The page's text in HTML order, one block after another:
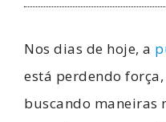
Nos dias de hoje, a
está perdendo
buscando maneiras